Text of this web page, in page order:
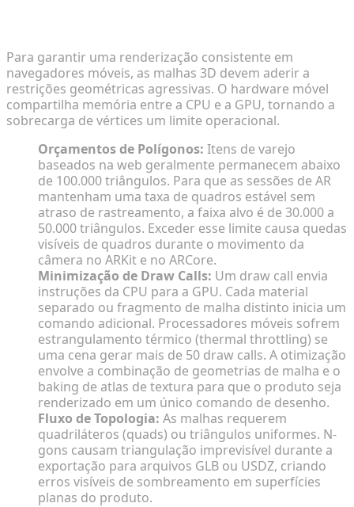
Para garantir uma renderização consistente em
navegadores móveis, as malhas 3D devem aderir a
restrições geométricas agressivas. O hardware móvel
compartilha memória entre a CPU e a GPU, tornando a
sobrecarga de vértices um limite operacional.
Orçamentos de Polígonos: Itens de varejo
baseados na web geralmente permanecem abaixo
de 100.000 triângulos. Para que as sessões de AR
mantenham uma taxa de quadros estável sem
atraso de rastreamento, a faixa alvo é de 30.000 a
50.000 triângulos. Exceder esse limite causa quedas
visíveis de quadros durante o movimento da
câmera no ARKit e no ARCore.
Minimização de Draw Calls: Um draw call envia
instruções da CPU para a GPU. Cada material
separado ou fragmento de malha distinto inicia um
comando adicional. Processadores móveis sofrem
estrangulamento térmico (thermal throttling) se
uma cena gerar mais de 50 draw calls. A otimização
envolve a combinação de geometrias de malha e o
baking de atlas de textura para que o produto seja
renderizado em um único comando de desenho.
Fluxo de Topologia: As malhas requerem
quadriláteros (quads) ou triângulos uniformes. N-
gons causam triangulação imprevisível durante a
exportação para arquivos GLB ou USDZ, criando
erros visíveis de sombreamento em superfícies
planas do produto.